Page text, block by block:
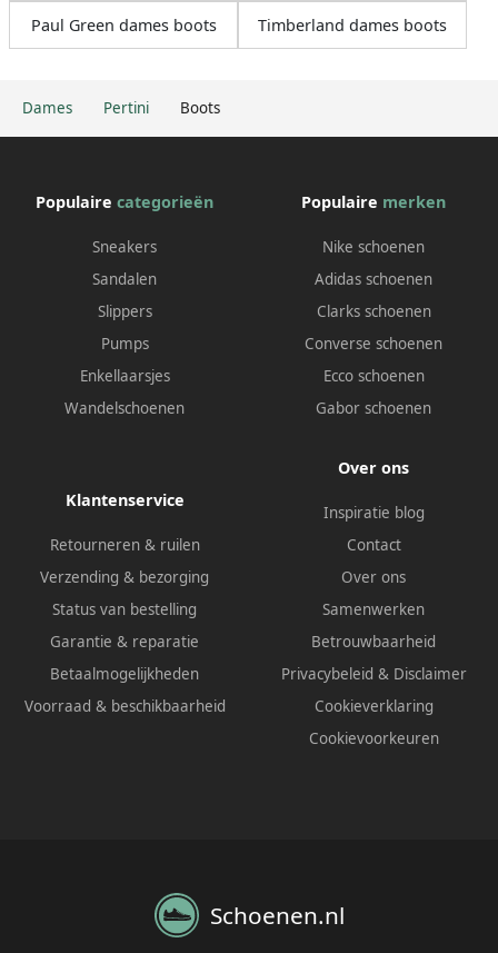
Dames Pertini Boots
Paul Green dames boots Timberland dames boots
Populaire categorieën
Sneakers
Sandalen
Slippers
Pumps
Enkellaarsjes
Wandelschoenen
Populaire merken
Nike schoenen
Adidas schoenen
Clarks schoenen
Converse schoenen
Ecco schoenen
Gabor schoenen
Klantenservice
Retourneren & ruilen
Verzending & bezorging
Status van bestelling
Garantie & reparatie
Betaalmogelijkheden
Voorraad & beschikbaarheid
Over ons
Inspiratie blog
Contact
Over ons
Samenwerken
Betrouwbaarheid
Privacybeleid & Disclaimer
Cookieverklaring
Cookievoorkeuren
Schoenen.nl